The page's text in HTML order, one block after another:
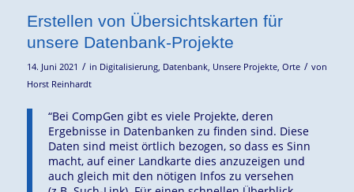
Erstellen von Übersichtskarten für
unsere Datenbank-Projekte
14. Juni 2021 / in Digitalisierung, Datenbank, Unsere Projekte, Orte / von
Horst Reinhardt
“Bei CompGen gibt es viele Projekte, deren
Ergebnisse in Datenbanken zu finden sind. Diese
Daten sind meist örtlich bezogen, so dass es Sinn
macht, auf einer Landkarte dies anzuzeigen und
auch gleich mit den nötigen Infos zu versehen